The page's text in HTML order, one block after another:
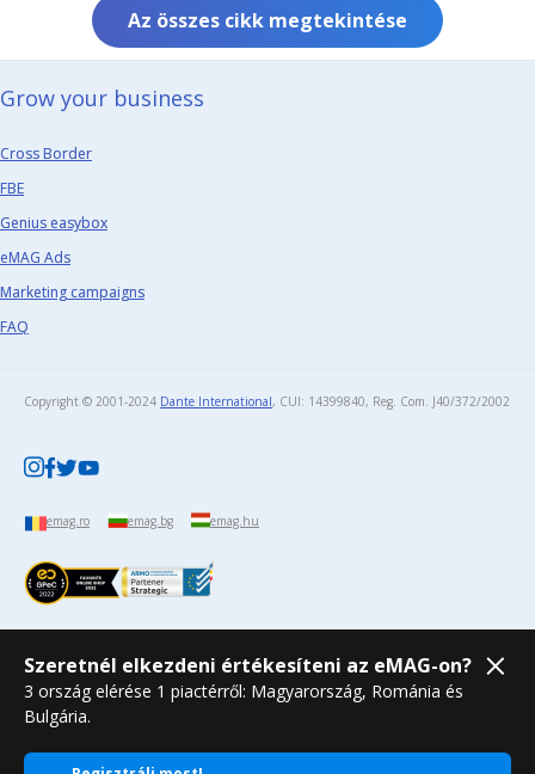
Az összes cikk megtekintése
Grow your business​
Cross Border
FBE
Genius easybox
eMAG Ads
Marketing campaigns
FAQ
Copyright © 2001-2024 Dante International, CUI: 14399840, Reg. Com. J40/372/2002​
emag.ro emag.bg emag.hu
Szeretnél elkezdeni értékesíteni az eMAG-on?
3 ország elérése 1 piactérről: Magyarország, Románia és
Bulgária.